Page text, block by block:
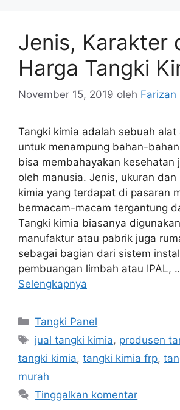
Jenis, Karakter
Harga Tangki
November 15, 2019 oleh
Tangki kimia adalah sebuah
untuk menampung bahan-
bisa membahayakan kesehatan
oleh manusia. Jenis, ukuran dan
kimia yang terdapat di pasaran
bermacam-macam tergantung
Tangki kimia biasanya
manufaktur atau pabrik juga
sebagai bagian dari sistem
pembuangan limbah atau IPAL,
Selengkapnya
Kategori
Tangki Panel
Tag
jual tangki kimia, produsen
tangki kimia, tangki kimia frp,
murah
Tinggalkan komentar